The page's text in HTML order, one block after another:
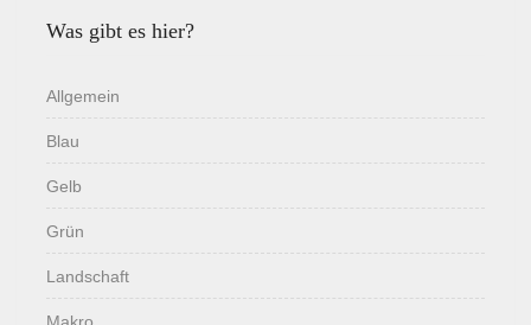
Was gibt es hier?
Allgemein
Blau
Gelb
Grün
Landschaft
Makro